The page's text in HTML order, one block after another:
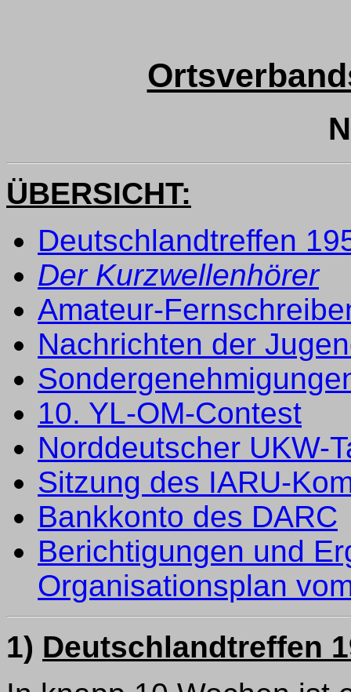
ÜBERSICHT:
Deutschlandtreffen
Der Kurzwellenhörer
Amateur-
Nachrichten der
10. YL-OM-Contest
Norddeutscher UKW-
Sitzung des IARU-
Bankkonto des DARC
Berichtigungen und
Organisationsplan
1) Deutschlandtreffen